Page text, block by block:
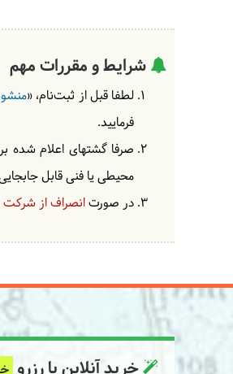
شرایط و مقررات مهم
لطفا قبل از ثبت‌نام، «
فرمایید.
صرفا گشتهای اعلام شده
محیطی یا فنی قابل
در صورتانصراف از